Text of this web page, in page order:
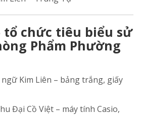
tổ chức tiêu biểu sử
Phẩm Phường
Kim Liên – bảng trắng, giấy
Đại Cồ Việt – máy tính Casio,